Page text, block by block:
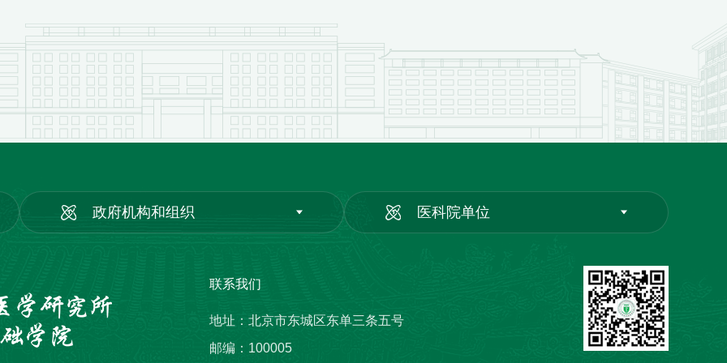
政府机构和组织 医科院单位
联系我们
地址：北京市东城区东单三条五号
邮编：100005